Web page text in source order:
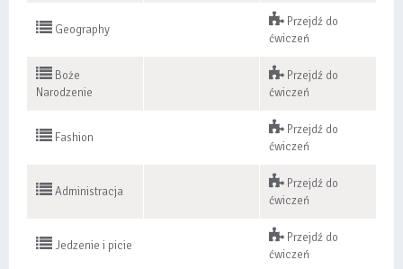
Geography
Przejdź do
ćwiczeń
Boże
Narodzenie
Przejdź do
ćwiczeń
Fashion
Przejdź do
ćwiczeń
Administracja
Przejdź do
ćwiczeń
Jedzenie i picie
Przejdź do
ćwiczeń